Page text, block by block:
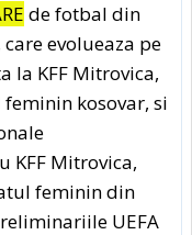
de fotbal din
evolueaza pe
la KFF Mitrovica,
kosovar, si
KFF Mitrovica,
feminin din
UEFA